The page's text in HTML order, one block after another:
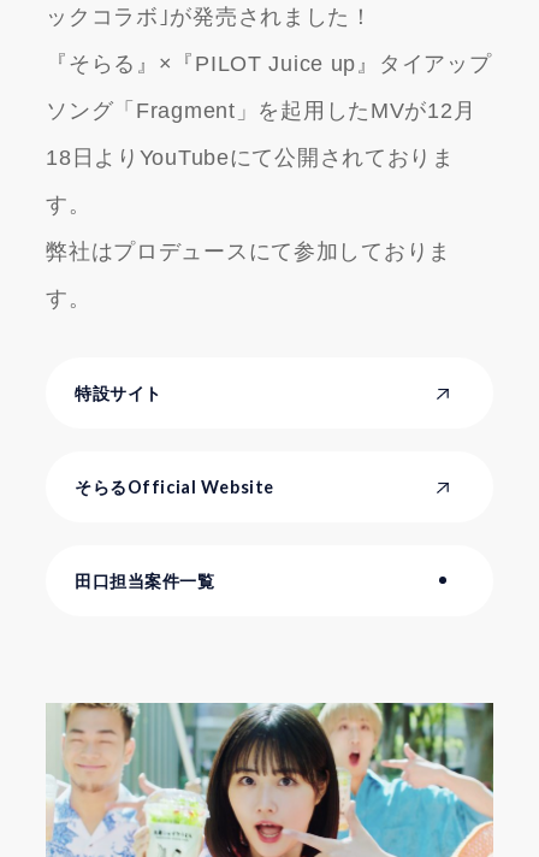
ックコラボ｣が発売されました！
『そらる』×『PILOT Juice up』タイアップ
ソング「Fragment」を起用したMVが12月
18日よりYouTubeにて公開されておりま
す。
弊社はプロデュースにて参加しておりま
す。
特設サイト
そらるOfficial Website
田口担当案件一覧